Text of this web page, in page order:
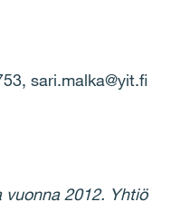
sari.malka@yit.fi
vuonna 2012. Yhtiö